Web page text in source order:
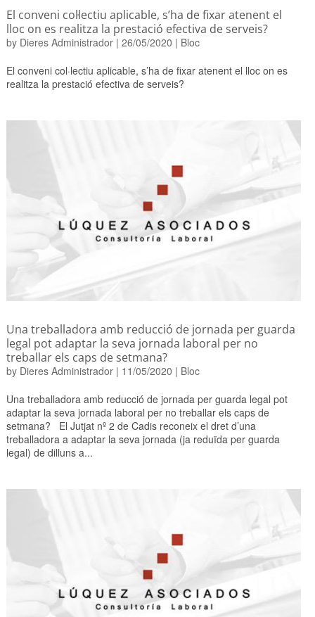
El conveni col·lectiu aplicable, s’ha de fixar atenent el
lloc on es realitza la prestació efectiva de serveis?
by Dieres Administrador| 26/05/2020 | Bloc
El conveni col·lectiu aplicable, s’ha de fixar atenent el lloc on es
realitza la prestació efectiva de serveis?
Una treballadora amb reducció de jornada per guarda
legal pot adaptar la seva jornada laboral per no
treballar els caps de setmana?
by Dieres Administrador| 11/05/2020 | Bloc
Una treballadora amb reducció de jornada per guarda legal pot
adaptar la seva jornada laboral per no treballar els caps de
setmana? El Jutjat nº 2 de Cadis reconeix el dret d’una
treballadora a adaptar la seva jornada (ja reduïda per guarda
legal) de dilluns a...